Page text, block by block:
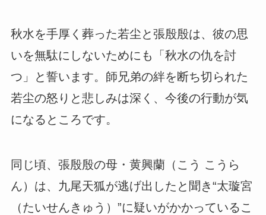
秋水を手厚く葬った若尘と張殷殷は、彼の思
いを無駄にしないためにも「秋水の仇を討
つ」と誓います。師兄弟の絆を断ち切られた
若尘の怒りと悲しみは深く、今後の行動が気
になるところです。
同じ頃、張殷殷の母・黄興蘭（こう こうら
ん）は、九尾天狐が逃げ出したと聞き“太璇宮
（たいせんきゅう）”に疑いがかかっているこ